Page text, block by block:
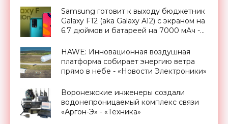
«Смартфоны»
Samsung готовит к выходу бюджетник
Galaxy F12 (aka Galaxy A12) с экраном на
6.7 дюймов и батареей на 7000 мАч -
HAWE: Инновационная воздушная
платформа собирает энергию ветра
прямо в небе - «Новости Электроники»
Воронежские инженеры создали
водонепроницаемый комплекс связи
«Аргон-Э» - «Техника»